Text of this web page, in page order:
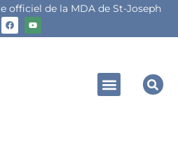
officiel de la MDA de St-Joseph